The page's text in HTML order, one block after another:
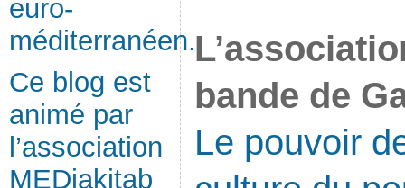
euro-
méditerranéen.
Ce blog est
animé par
l’association
MEDiakitab
bande de
Le pouvoir